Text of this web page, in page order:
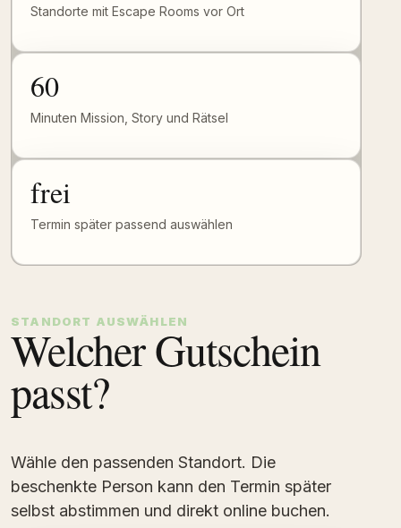
Standorte mit Escape Rooms vor Ort
60
Minuten Mission, Story und Rätsel
frei
Termin später passend auswählen
STANDORT AUSWÄHLEN
Welcher Gutschein
passt?
Wähle den passenden Standort. Die
beschenkte Person kann den Termin später
selbst abstimmen und direkt online buchen.